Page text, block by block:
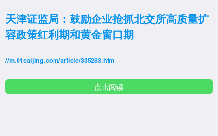
天津证监局：鼓励企业抢抓北交所高质量扩
容政策红利期和黄金窗口期
//m.01caijing.com/article/335283.htm
点击阅读